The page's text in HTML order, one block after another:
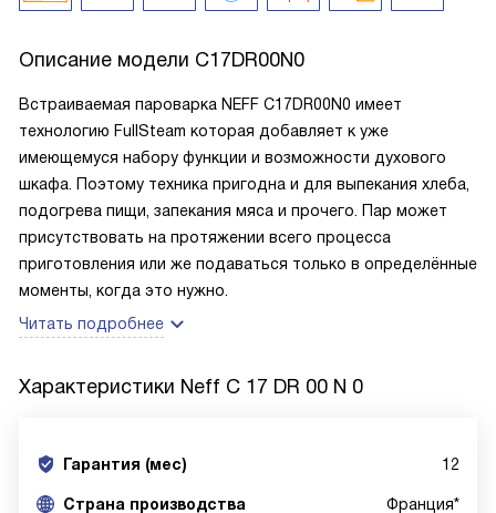
Описание модели C17DR00N0
Встраиваемая пароварка NEFF C17DR00N0 имеет
технологию FullSteam которая добавляет к уже
имеющемуся набору функции и возможности духового
шкафа. Поэтому техника пригодна и для выпекания хлеба,
подогрева пищи, запекания мяса и прочего. Пар может
присутствовать на протяжении всего процесса
приготовления или же подаваться только в определённые
моменты, когда это нужно.
Читать подробнее
Характеристики Neff C 17 DR 00 N 0
Гарантия (мес) 12
Страна производства Франция*